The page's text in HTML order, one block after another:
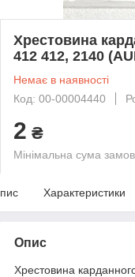
Хрестовина
412 412, 2140
Немає в наявності
Код: 00-00004440
2 ₴
Мінімальна сума
Характеристики
Опис
Хрестовина